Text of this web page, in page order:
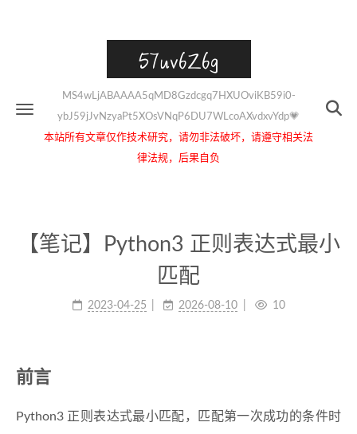
57uv6Z6g
MS4wLjABAAAA5qMD8Gzdcgq7HXUOviKB59i0-
ybJ59jJvNzyaPt5XOsVNqP6DU7WLcoAXvdxvYdp💗
本站所有文章仅作技术研究，请勿非法破坏，请遵守相关法
律法规，后果自负
【笔记】Python3 正则表达式最小
匹配
2023-04-25 2026-08-10 10
前言
Python3 正则表达式最小匹配，匹配第一次成功的条件时